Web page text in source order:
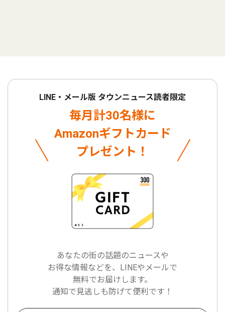
LINE・メール版 タウンニュース読者限定
毎月計30名様に
Amazonギフトカード
プレゼント！
あなたの街の話題のニュースや
お得な情報などを、LINEやメールで
無料でお届けします。
通知で見逃しも防げて便利です！